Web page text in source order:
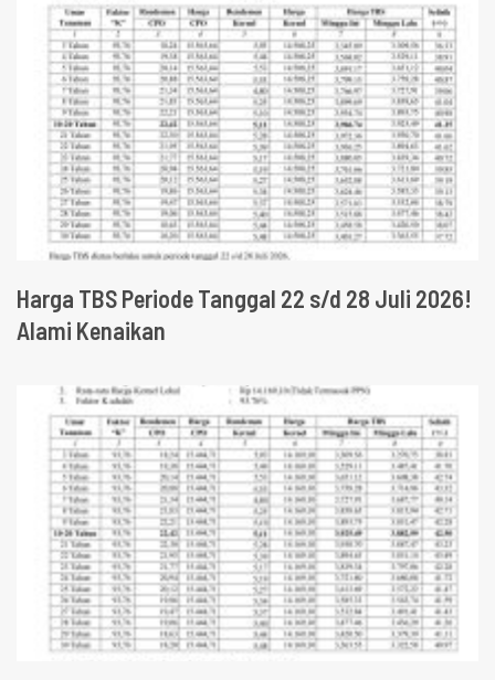
Harga TBS Periode Tanggal 22 s/d 28 Juli 2026!
Alami Kenaikan